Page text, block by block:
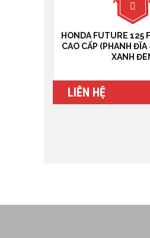
HONDA FUTURE 125
CAO CẤP (PHANH
XANH
LIÊN HỆ